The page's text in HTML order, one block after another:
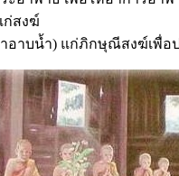
ก่สงฆ์
อาบน้ำ) แก่ภิกษุณีสงฆ์เพื่อ